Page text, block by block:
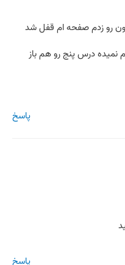
رو زدم صفحه ام قفل شد
نمیده درس پنج رو هم باز
پاسخ
پاسخ